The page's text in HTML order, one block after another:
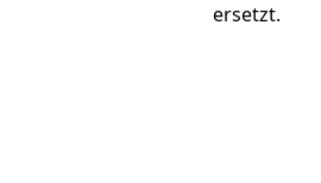
ersetzt.